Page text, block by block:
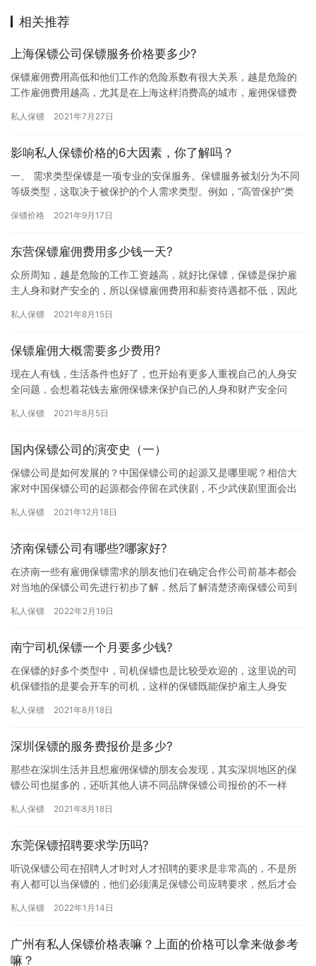
相关推荐
上海保镖公司保镖服务价格要多少?
保镖雇佣费用高低和他们工作的危险系数有很大关系，越是危险的
工作雇佣费用越高，尤其是在上海这样消费高的城市，雇佣保镖费
解下…
私人保镖 2021年7月27日
影响私人保镖价格的6大因素，你了解吗？
一、 需求类型保镖是一项专业的安保服务。保镖服务被划分为不同
等级类型，这取决于被保护的个人需求类型。例如，“高管保护”类
保镖价格 2021年9月17日
东营保镖雇佣费用多少钱一天?
众所周知，越是危险的工作工资越高，就好比保镖，保镖是保护雇
主人身和财产安全的，所以保镖雇佣费用和薪资待遇都不低，因此
费用多…
私人保镖 2021年8月15日
保镖雇佣大概需要多少费用?
现在人有钱，生活条件也好了，也开始有更多人重视自己的人身安
全问题，会想着花钱去雇佣保镖来保护自己的人身和财产安全问
当然…
私人保镖 2021年8月5日
国内保镖公司的演变史（一）
保镖公司是如何发展的？中国保镖公司的起源又是哪里呢？相信大
家对中国保镖公司的起源都会停留在武侠剧，不少武侠剧里面会出
代的镖…
私人保镖 2021年12月18日
济南保镖公司有哪些?哪家好?
在济南一些有雇佣保镖需求的朋友他们在确定合作公司前基本都会
对当地的保镖公司先进行初步了解，然后了解清楚济南保镖公司到
合作，…
私人保镖 2022年2月19日
南宁司机保镖一个月要多少钱?
在保镖的好多个类型中，司机保镖也是比较受欢迎的，这里说的司
机保镖指的是要会开车的司机，这样的保镖既能保护雇主人身安
份职业，…
私人保镖 2021年8月18日
深圳保镖的服务费报价是多少?
那些在深圳生活并且想雇佣保镖的朋友会发现，其实深圳地区的保
镖公司也挺多的，还听其他人讲不同品牌保镖公司报价的不一样
详细的…
私人保镖 2021年8月18日
东莞保镖招聘要求学历吗?
听说保镖公司在招聘人才时对人才招聘的要求是非常高的，不是所
有人都可以当保镖的，他们必须满足保镖公司应聘要求，然后才会
镖招聘…
私人保镖 2022年1月14日
广州有私人保镖价格表嘛？上面的价格可以拿来做参考
嘛？